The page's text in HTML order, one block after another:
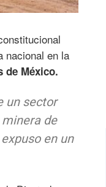
nacional en la
de México.
un sector
de
en un